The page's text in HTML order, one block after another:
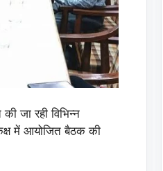
जा रही विभिन्न
कक्ष में आयोजित बैठक की